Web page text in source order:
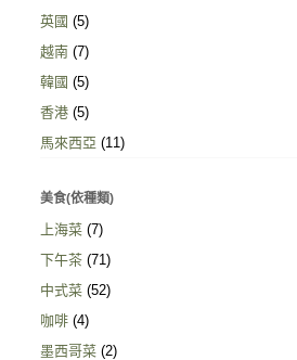
英國 (5)
越南 (7)
韓國 (5)
香港 (5)
馬來西亞 (11)
美食(依種類)
上海菜 (7)
下午茶 (71)
中式菜 (52)
咖啡 (4)
墨西哥菜 (2)